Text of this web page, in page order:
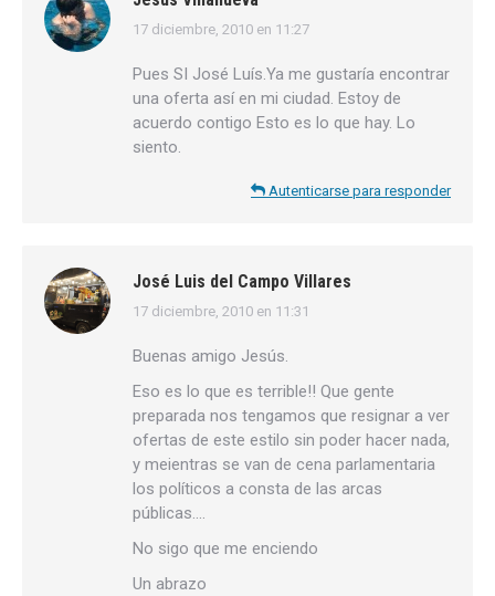
dice:
17 diciembre, 2010 en 11:27
Pues SI José Luís.Ya me gustaría encontrar
una oferta así en mi ciudad. Estoy de
acuerdo contigo Esto es lo que hay. Lo
siento.
Autenticarse para responder
José Luis del Campo Villares
dice:
17 diciembre, 2010 en 11:31
Buenas amigo Jesús.
Eso es lo que es terrible!! Que gente
preparada nos tengamos que resignar a ver
ofertas de este estilo sin poder hacer nada,
y meientras se van de cena parlamentaria
los políticos a consta de las arcas
públicas….
No sigo que me enciendo
Un abrazo